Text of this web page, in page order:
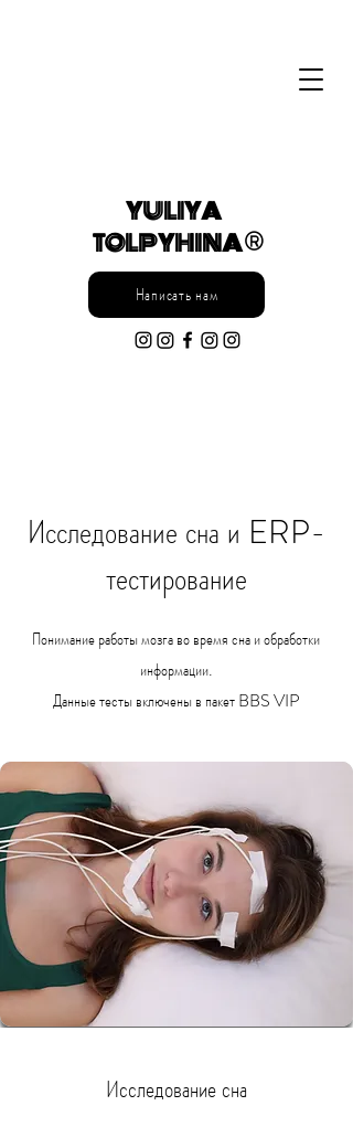
YULIYA
TOLPYHINA ®
Написать нам
Исследование сна и ERP-
тестирование
Понимание работы мозга во время сна и обработки
информации.
Данные тесты включены в пакет BBS VIP
Исследование сна